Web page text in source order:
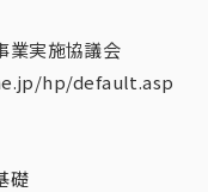
業実施協議会
hp/default.asp